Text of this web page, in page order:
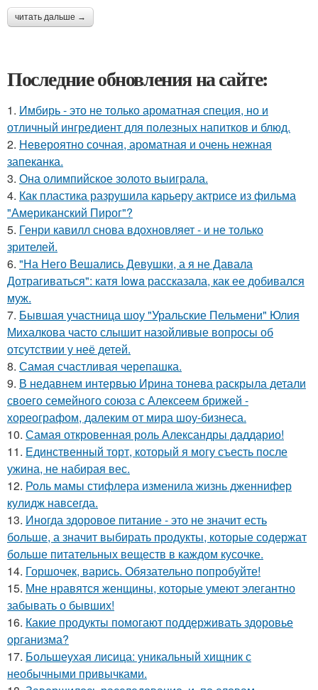
читать дальше →
Последние обновления на сайте:
1. Имбирь - это не только ароматная специя, но и
отличный ингредиент для полезных напитков и блюд.
2. Невероятно сочная, ароматная и очень нежная
запеканка.
3. Она олимпийское золото выиграла.
4. Как пластика разрушила карьеру актрисе из фильма
"Американский Пирог"?
5. Генри кавилл снова вдохновляет - и не только
зрителей.
6. "На Него Вешались Девушки, а я не Давала
Дотрагиваться": катя Iowa рассказала, как ее добивался
муж.
7. Бывшая участница шоу "Уральские Пельмени" Юлия
Михалкова часто слышит назойливые вопросы об
отсутствии у неё детей.
8. Самая счастливая черепашка.
9. В недавнем интервью Ирина тонева раскрыла детали
своего семейного союза с Алексеем брижей -
хореографом, далеким от мира шоу-бизнеса.
10. Самая откровенная роль Александры даддарио!
11. Единственный торт, который я могу съесть после
ужина, не набирая вес.
12. Роль мамы стифлера изменила жизнь дженнифер
кулидж навсегда.
13. Иногда здоровое питание - это не значит есть
больше, а значит выбирать продукты, которые содержат
больше питательных веществ в каждом кусочке.
14. Горшочек, варись. Обязательно попробуйте!
15. Мне нравятся женщины, которые умеют элегантно
забывать о бывших!
16. Какие продукты помогают поддерживать здоровье
организма?
17. Большеухая лисица: уникальный хищник с
необычными привычками.